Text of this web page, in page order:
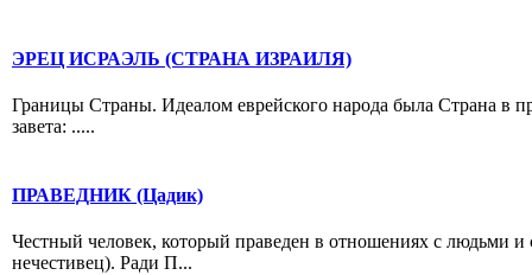
ЭРЕЦ ИСРАЭЛЬ (СТРАНА ИЗРАИЛЯ)
Границы Страны. Идеалом еврейского народа была Страна в
завета: .....
ПРАВЕДНИК (Цадик)
Честный человек, который праведен в отношениях с людьми
нечестивец). Ради П...